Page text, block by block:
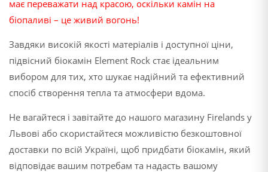
має переважати над красою, оскільки камін на
біопаливі – це живий вогонь!
Завдяки високій якості матеріалів і доступної ціни,
підвісний біокамін Element Rock стає ідеальним
вибором для тих, хто шукає надійний та ефективний
спосіб створення тепла та атмосфери вдома.
Не вагайтеся і завітайте до нашого магазину Firelands у
Львові або скористайтеся можливістю безкоштовної
доставки по всій Україні, щоб придбати біокамін, який
відповідає вашим потребам та надасть вашому